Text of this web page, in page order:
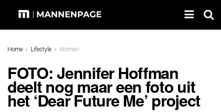
Home Lifestyle Woman
FOTO: Jennifer Hoffman
deelt nog maar een foto uit
het ‘Dear Future Me’ project